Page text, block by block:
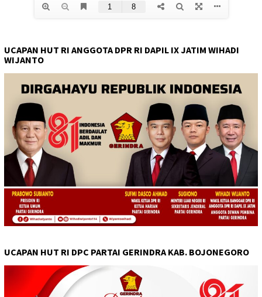
UCAPAN HUT RI ANGGOTA DPR RI DAPIL IX JATIM WIHADI
WIJANTO
UCAPAN HUT RI DPC PARTAI GERINDRA KAB. BOJONEGORO